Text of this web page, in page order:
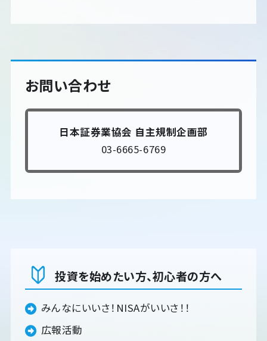
お問い合わせ
日本証券業協会 自主規制企画部
03-6665-6769
投資を始めたい方、初心者の方へ
みんなにいいさ！NISAがいいさ！！
広報活動